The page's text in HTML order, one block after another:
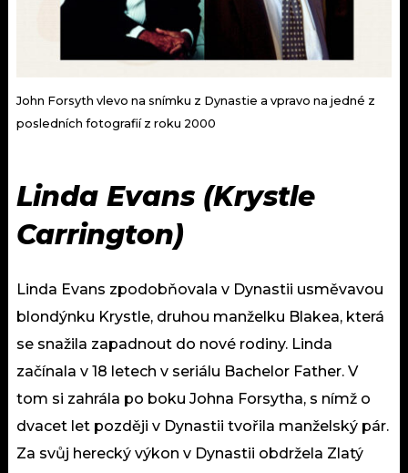
John Forsyth vlevo na snímku z Dynastie a vpravo na jedné z
posledních fotografií z roku 2000
Linda Evans (Krystle
Carrington)
Linda Evans zpodobňovala v Dynastii usměvavou
blondýnku Krystle, druhou manželku Blakea, která
se snažila zapadnout do nové rodiny. Linda
začínala v 18 letech v seriálu Bachelor Father. V
tom si zahrála po boku Johna Forsytha, s nímž o
dvacet let později v Dynastii tvořila manželský pár.
Za svůj herecký výkon v Dynastii obdržela Zlatý